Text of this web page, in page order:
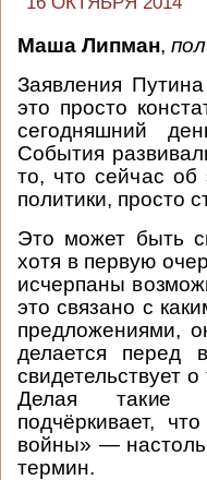
Маша Липман,
Заявления
это просто
сегодняшний
События
то, что сейчас об
политики, просто
Это может быть
хотя в первую
исчерпаны
это связано с
предложениями,
делается перед
свидетельствует
Делая такие
подчёркивает,
войны» —
термин.